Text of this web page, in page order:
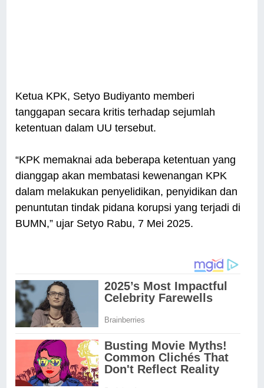
Ketua KPK, Setyo Budiyanto memberi
tanggapan secara kritis terhadap sejumlah
ketentuan dalam UU tersebut.
“KPK memaknai ada beberapa ketentuan yang
dianggap akan membatasi kewenangan KPK
dalam melakukan penyelidikan, penyidikan dan
penuntutan tindak pidana korupsi yang terjadi di
BUMN,” ujar Setyo Rabu, 7 Mei 2025.